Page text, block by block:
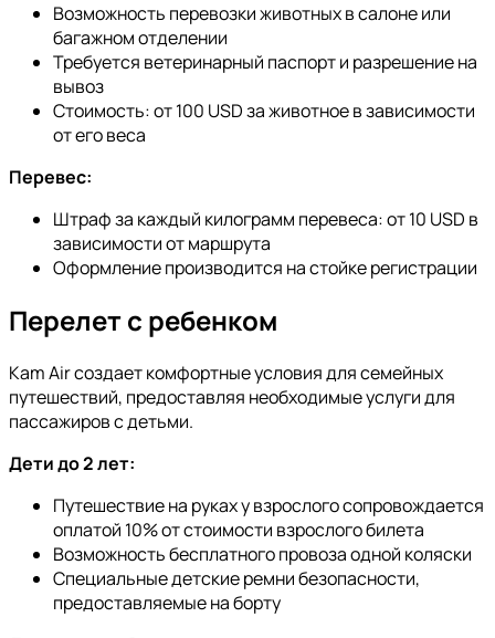
Возможность перевозки животных в салоне или
багажном отделении
Требуется ветеринарный паспорт и разрешение на
вывоз
Стоимость: от 100 USD за животное в зависимости
от его веса
Перевес:
Штраф за каждый килограмм перевеса: от 10 USD в
зависимости от маршрута
Оформление производится на стойке регистрации
Перелет с ребенком
Kam Air создает комфортные условия для семейных
путешествий, предоставляя необходимые услуги для
пассажиров с детьми.
Дети до 2 лет:
Путешествие на руках у взрослого сопровождается
оплатой 10% от стоимости взрослого билета
Возможность бесплатного провоза одной коляски
Специальные детские ремни безопасности,
предоставляемые на борту